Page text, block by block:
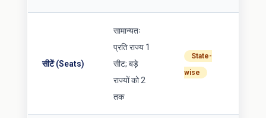
सीटें (Seats)
सामान्यतः
प्रति राज्य 1
सीट; बड़े
राज्यों को 2
तक
State-
wise